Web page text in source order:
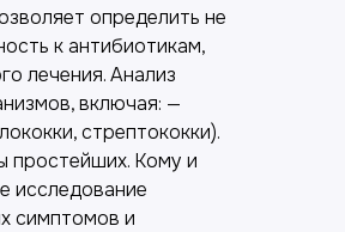
определить не
к антибиотикам,
лечения. Анализ
включая: —
стрептококки).
простейших. Кому и
исследование
симптомов и